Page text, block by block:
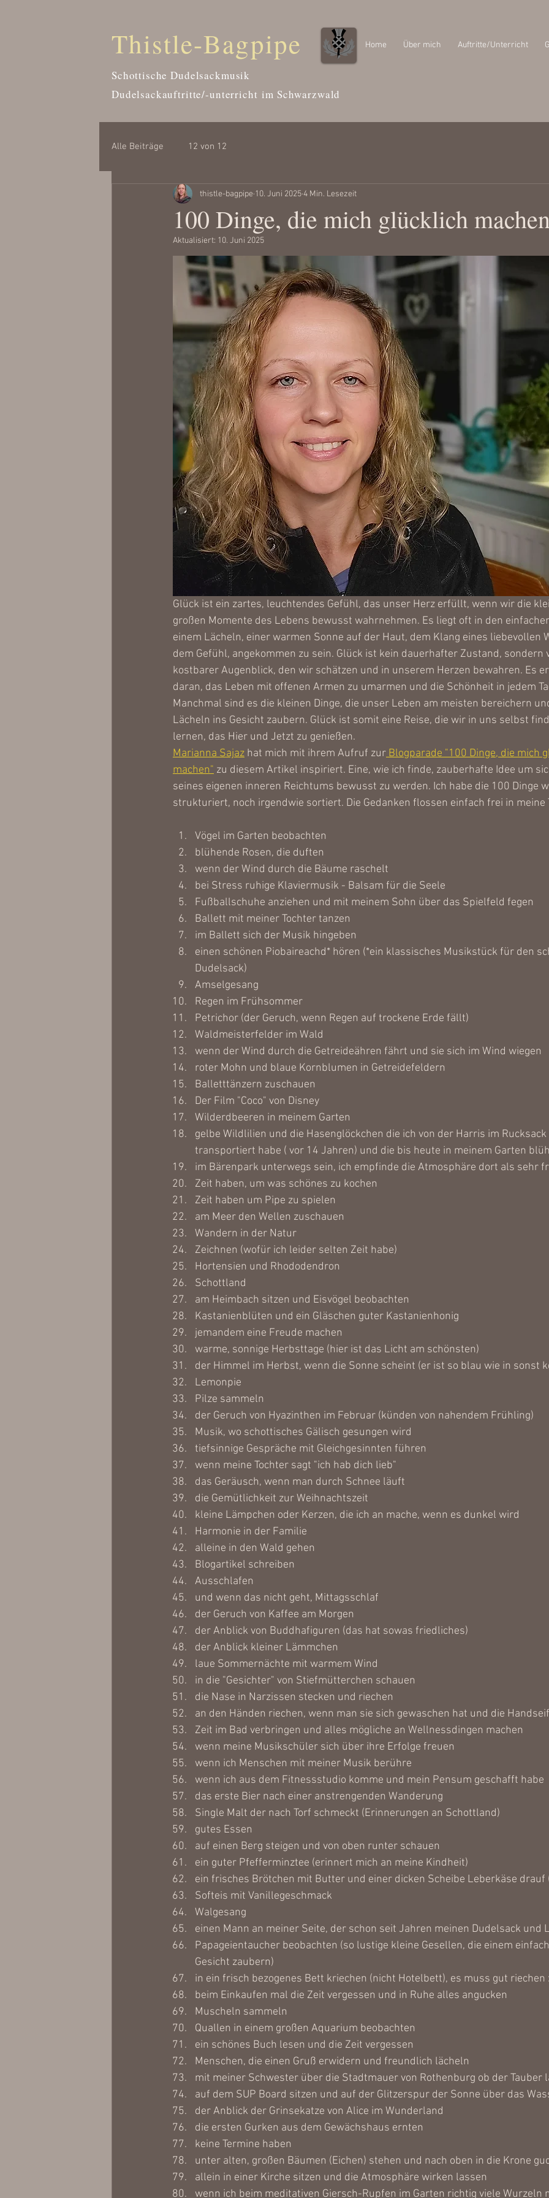
Thistle-Bagpipe
Schottische Dudelsackmusik
Dudelsackauftritte/-unterricht im Schwarzwald
Home Über mich Auftritte/Unterricht
Alle Beiträge 12 von 12
100 Dinge, die mich glücklich
thistle-bagpipe 10. Juni 2025 4 Min. Lesezeit
Aktualisiert: 10. Juni 2025
Glück ist ein zartes, leuchtendes Gefühl, das unser Herz erfüllt, wenn wir die
großen Momente des Lebens bewusst wahrnehmen. Es liegt oft in den
einem Lächeln, einer warmen Sonne auf der Haut, dem Klang eines liebevollen
dem Gefühl, angekommen zu sein. Glück ist kein dauerhafter Zustand, sondern
kostbarer Augenblick, den wir schätzen und in unserem Herzen bewahren. Es
daran, das Leben mit offenen Armen zu umarmen und die Schönheit in jedem
Manchmal sind es die kleinen Dinge, die unser Leben am meisten bereichern
Lächeln ins Gesicht zaubern. Glück ist somit eine Reise, die wir in uns selbst
lernen, das Hier und Jetzt zu genießen.
Marianna Sajaz hat mich mit ihrem Aufruf zur Blogparade "100 Dinge, die mich
machen" zu diesem Artikel inspiriert. Eine, wie ich finde, zauberhafte Idee um
seines eigenen inneren Reichtums bewusst zu werden. Ich habe die 100 Dinge
strukturiert, noch irgendwie sortiert. Die Gedanken flossen einfach frei in meine
Vögel im Garten beobachten
blühende Rosen, die duften
wenn der Wind durch die Bäume raschelt
bei Stress ruhige Klaviermusik - Balsam für die Seele
Fußballschuhe anziehen und mit meinem Sohn über das Spielfeld fegen
Ballett mit meiner Tochter tanzen
im Ballett sich der Musik hingeben
einen schönen Piobaireachd* hören (*ein klassisches Musikstück für den
Dudelsack)
Amselgesang
Regen im Frühsommer
Petrichor (der Geruch, wenn Regen auf trockene Erde fällt)
Waldmeisterfelder im Wald
wenn der Wind durch die Getreideähren fährt und sie sich im Wind wiegen
roter Mohn und blaue Kornblumen in Getreidefeldern
Balletttänzern zuschauen
Der Film "Coco" von Disney
Wilderdbeeren in meinem Garten
gelbe Wildlilien und die Hasenglöckchen die ich von der Harris im Rucksack
transportiert habe ( vor 14 Jahren) und die bis heute in meinem Garten
im Bärenpark unterwegs sein, ich empfinde die Atmosphäre dort als sehr
Zeit haben, um was schönes zu kochen
Zeit haben um Pipe zu spielen
am Meer den Wellen zuschauen
Wandern in der Natur
Zeichnen (wofür ich leider selten Zeit habe)
Hortensien und Rhododendron
Schottland
am Heimbach sitzen und Eisvögel beobachten
Kastanienblüten und ein Gläschen guter Kastanienhonig
jemandem eine Freude machen
warme, sonnige Herbsttage (hier ist das Licht am schönsten)
der Himmel im Herbst, wenn die Sonne scheint (er ist so blau wie in sonst
Lemonpie
Pilze sammeln
der Geruch von Hyazinthen im Februar (künden von nahendem Frühling)
Musik, wo schottisches Gälisch gesungen wird
tiefsinnige Gespräche mit Gleichgesinnten führen
wenn meine Tochter sagt "ich hab dich lieb"
das Geräusch, wenn man durch Schnee läuft
die Gemütlichkeit zur Weihnachtszeit
kleine Lämpchen oder Kerzen, die ich an mache, wenn es dunkel wird
Harmonie in der Familie
alleine in den Wald gehen
Blogartikel schreiben
Ausschlafen
und wenn das nicht geht, Mittagsschlaf
der Geruch von Kaffee am Morgen
der Anblick von Buddhafiguren (das hat sowas friedliches)
der Anblick kleiner Lämmchen
laue Sommernächte mit warmem Wind
in die "Gesichter" von Stiefmütterchen schauen
die Nase in Narzissen stecken und riechen
an den Händen riechen, wenn man sie sich gewaschen hat und die
Zeit im Bad verbringen und alles mögliche an Wellnessdingen machen
wenn meine Musikschüler sich über ihre Erfolge freuen
wenn ich Menschen mit meiner Musik berühre
wenn ich aus dem Fitnessstudio komme und mein Pensum geschafft habe
das erste Bier nach einer anstrengenden Wanderung
Single Malt der nach Torf schmeckt (Erinnerungen an Schottland)
gutes Essen
auf einen Berg steigen und von oben runter schauen
ein guter Pfefferminztee (erinnert mich an meine Kindheit)
ein frisches Brötchen mit Butter und einer dicken Scheibe Leberkäse drauf
Softeis mit Vanillegeschmack
Walgesang
einen Mann an meiner Seite, der schon seit Jahren meinen Dudelsack und
Papageientaucher beobachten (so lustige kleine Gesellen, die einem
Gesicht zaubern)
in ein frisch bezogenes Bett kriechen (nicht Hotelbett), es muss gut riechen
beim Einkaufen mal die Zeit vergessen und in Ruhe alles angucken
Muscheln sammeln
Quallen in einem großen Aquarium beobachten
ein schönes Buch lesen und die Zeit vergessen
Menschen, die einen Gruß erwidern und freundlich lächeln
mit meiner Schwester über die Stadtmauer von Rothenburg ob der Tauber
auf dem SUP Board sitzen und auf der Glitzerspur der Sonne über das
der Anblick der Grinsekatze von Alice im Wunderland
die ersten Gurken aus dem Gewächshaus ernten
keine Termine haben
unter alten, großen Bäumen (Eichen) stehen und nach oben in die Krone
allein in einer Kirche sitzen und die Atmosphäre wirken lassen
wenn ich beim meditativen Giersch-Rupfen im Garten richtig viele Wurzeln